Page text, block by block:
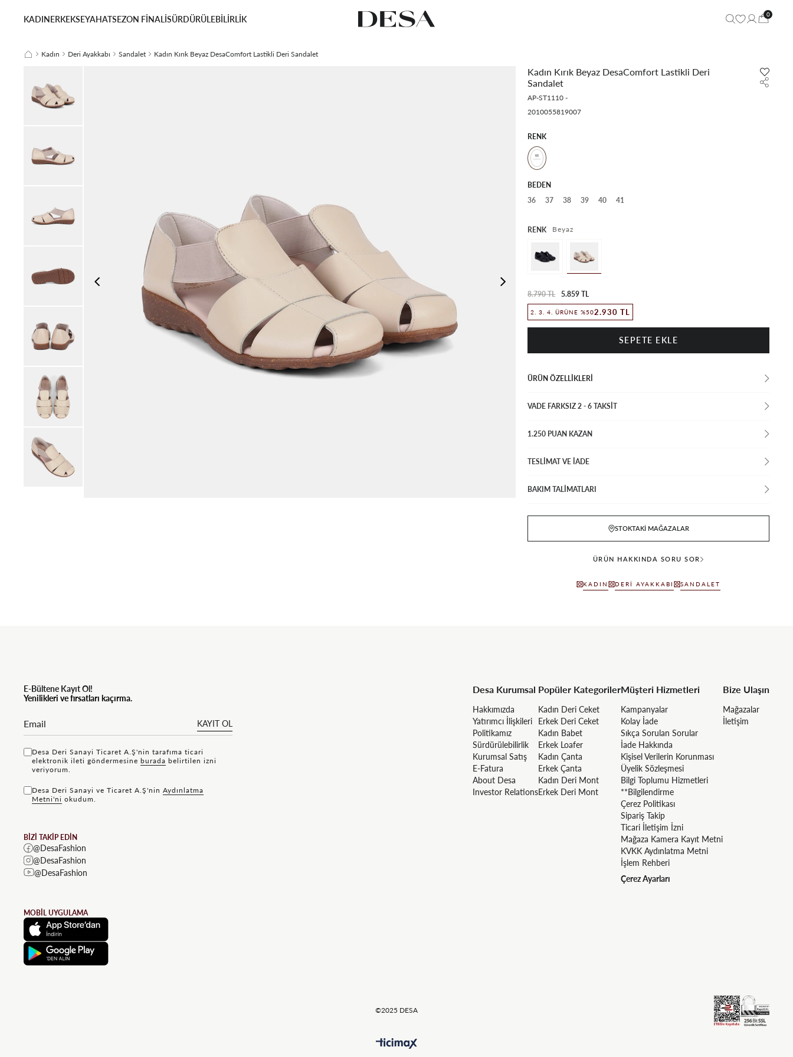
KADINERKEKSEYAHATSEZON FİNALİSÜRDÜRÜLEBİLİRLİK 0
Kadın Deri Ayakkabı Sandalet Kadın Kırık Beyaz DesaComfort Lastikli Deri Sandalet
Kadın Kırık Beyaz DesaComfort Lastikli Deri
Sandalet
AP-ST1110 -
2010055819007
RENK
BEDEN
36
37 38 39 40 41
RENK Beyaz
8.790 TL 5.859 TL
2. 3. 4. ÜRÜNE %502.930 TL
ÜRÜN ÖZELLIKLERI
VADE FARKSIZ 2 - 6 TAKSIT
1.250 PUAN KAZAN
TESLİMAT VE İADE
BAKIM TALİMATLARI
STOKTAKI MAĞAZALAR
ÜRÜN HAKKINDA SORU SOR
KADIN DERI AYAKKABI SANDALET
E-Bültene Kayıt Ol!
Yenilikleri ve fırsatları kaçırma.
KAYIT OL
Desa Deri Sanayi Ticaret A.Ş'nin tarafıma ticari
elektronik ileti göndermesine bu rada belirtilen izni
veriyorum.
Desa Deri Sanayi ve Ticaret A.Ş'nin Aydınlatma
Metni'ni okudum.
BİZİ TAKİP EDİN
@DesaFashion
@DesaFashion
@DesaFashion
MOBİL UYGULAMA
Desa Kurumsal
Hakkımızda
Yatırımcı İlişkileri
Politikamız
Sürdürülebilirlik
Kurumsal Satış
E-Fatura
About Desa
Investor Relations
Popüler Kategoriler
Kadın Deri Ceket
Erkek Deri Ceket
Kadın Babet
Erkek Loafer
Kadın Çanta
Erkek Çanta
Kadın Deri Mont
Erkek Deri Mont
Müşteri Hizmetleri
Kampanyalar
Kolay İade
Sıkça Sorulan Sorular
İade Hakkında
Kişisel Verilerin Korunması
Üyelik Sözleşmesi
Bilgi Toplumu Hizmetleri
**Bilgilendirme
Çerez Politikası
Sipariş Takip
Ticari İletişim İzni
Mağaza Kamera Kayıt Metni
KVKK Aydınlatma Metni
İşlem Rehberi
Çerez Ayarları
Bize Ulaşın
Mağazalar
İletişim
©2025 DESA